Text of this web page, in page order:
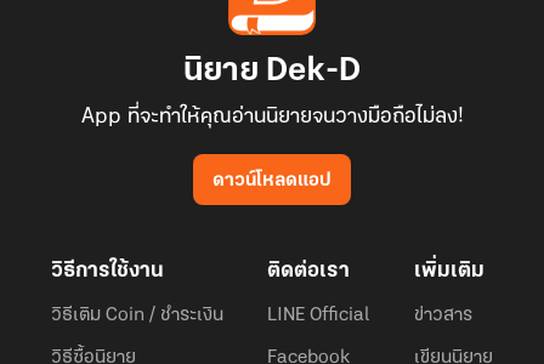
นิยาย Dek-D
App ที่จะทำให้คุณอ่านนิยายจนวางมือถือไม่ลง!
ดาวน์โหลดแอป
วิธีการใช้งาน
วิธีเติม Coin / ชำระเงิน
วิธีซื้อนิยาย
ติดต่อเรา
LINE Official
Facebook
เพิ่มเติม
ข่าวสาร
เขียนนิยาย